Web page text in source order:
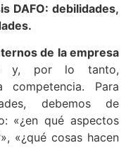
DAFO: debilidades,
de la empresa
y, por lo tanto,
Para
debemos de
«¿en qué aspectos
«¿qué cosas hacen